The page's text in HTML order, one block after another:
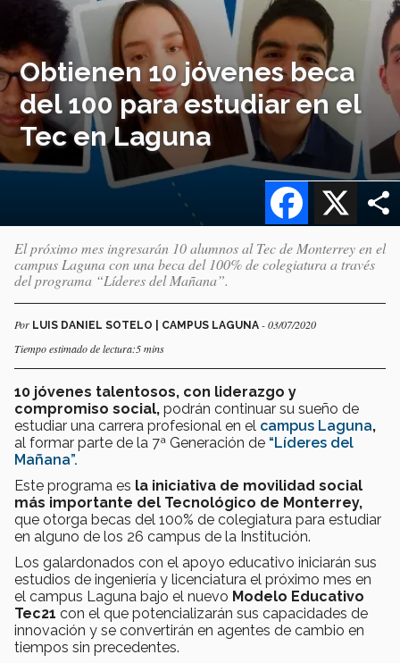
Obtienen 10 jóvenes beca
del 100 para estudiar en el
Tec en Laguna
X
Facebook
El próximo mes ingresarán 10 alumnos al Tec de Monterrey en el
campus Laguna con una beca del 100% de colegiatura a través
del programa “Líderes del Mañana”.
Por LUIS DANIEL SOTELO | CAMPUS LAGUNA - 03/07/2020
Tiempo estimado de lectura:5 mins
10 jóvenes talentosos, con liderazgo y
compromiso social, podrán continuar su sueño de
estudiar una carrera profesional en el campus Laguna,
al formar parte de la 7ª Generación de “Líderes del
Mañana”.
Este programa es la iniciativa de movilidad social
más importante del Tecnológico de Monterrey,
que otorga becas del 100% de colegiatura para estudiar
en alguno de los 26 campus de la Institución.
Los galardonados con el apoyo educativo iniciarán sus
estudios de ingeniería y licenciatura el próximo mes en
el campus Laguna bajo el nuevo Modelo Educativo
Tec21 con el que potencializarán sus capacidades de
innovación y se convertirán en agentes de cambio en
tiempos sin precedentes.